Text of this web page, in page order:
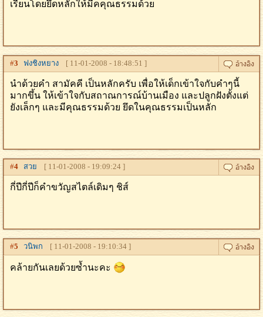
เรียนโดยยึดหลักให้มีคคุณธรรมด้วย
#3 ฟงชิงหยาง [ 11-01-2008 - 18:48:51 ]
นำด้วยคำ สามัคคี เป็นหลักครับ เพื่อให้เด็กเข้าใจกับคำๆนี้
มากขึ้น ให้เข้าใจกับสถาณการณ์บ้านเมือง และปลูกฝังตั้งแต่
ยังเล็กๆ และมีคุณธรรมด้วย ยึดในคุณธรรมเป็นหลัก
#4 สวย [ 11-01-2008 - 19:09:24 ]
กี่ปีกี่ปีก็คำขวัญสไตล์เดิมๆ ชิส์
#5 วนิพก [ 11-01-2008 - 19:10:34 ]
คล้ายกันเลยด้วยซ้ำนะคะ